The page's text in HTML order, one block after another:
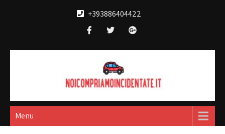
+393886404422
Noi compriamo
incidentate
broker acquisto e vendita automobili
Menu